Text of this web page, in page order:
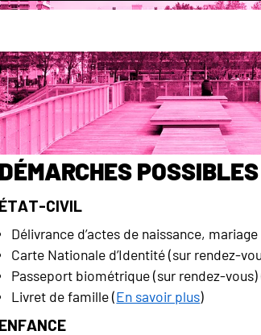
Démarches possibles
État-Civil
Délivrance d’actes de naissance,
Carte Nationale d’Identité (sur rendez-
Passeport biométrique (sur rendez-vous)
Livret de famille (En savoir plus)
Enfance